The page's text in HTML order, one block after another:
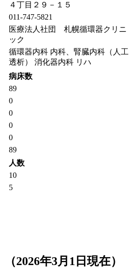
４丁目２９－１５
011-747-5821
医療法人社団 札幌循環器クリニ
ック
循環器内科 内科、腎臓内科（人工
透析） 消化器内科 リハ
病床数
89
0
0
0
0
89
人数
10
5
2026年3月1日現在）